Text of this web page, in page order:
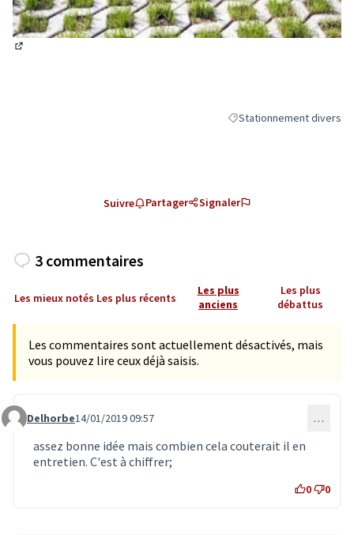
Filtrer les résultats de la
Stationnement divers
Suivre Partager Signaler
3 commentaires
Les mieux notés Les plus récents
Les plus
anciens
Les plus
débattus
Les commentaires sont actuellement désactivés, mais
vous pouvez lire ceux déjà saisis.
Commentaire 1161
Delhorbe14/01/2019 09:57 …
assez bonne idée mais combien cela couterait il en
entretien. C'est à chiffrer;
0 0